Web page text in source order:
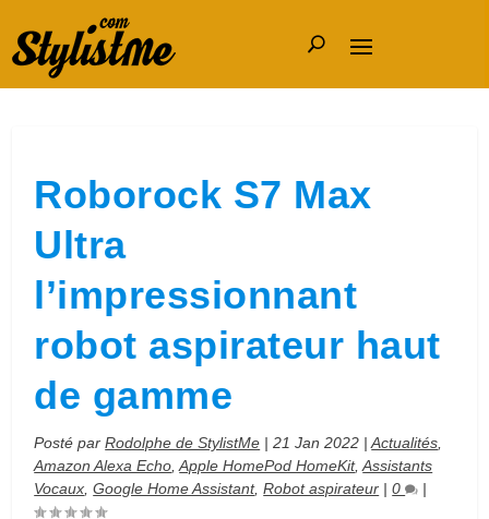
Roborock S7 Max
Ultra
l’impressionnant
robot aspirateur haut
de gamme
Posté parRodolphe de StylistMe |21 Jan 2022 |Actualités
Amazon Alexa Echo ,Apple HomePod HomeKit,Assistants
Vocaux ,Google Home Assistant,Robot aspirateur |0 |